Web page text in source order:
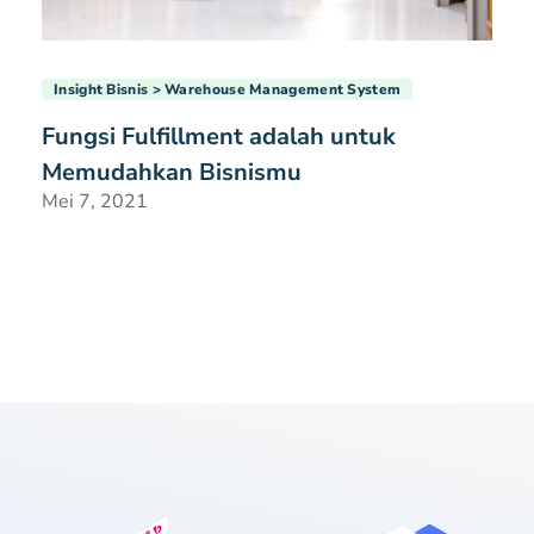
Insight Bisnis Warehouse Management System
Fungsi Fulfillment adalah untuk
Memudahkan Bisnismu
Mei 7, 2021